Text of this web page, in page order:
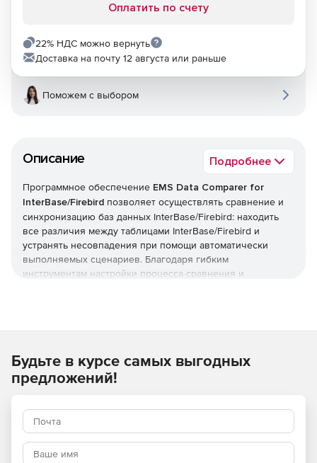
Описание Подробнее
Программное обеспечение EMS Data Comparer for
InterBase/Firebird позволяет осуществлять сравнение и
синхронизацию баз данных InterBase/Firebird: находить
все различия между таблицами InterBase/Firebird и
устранять несовпадения при помощи автоматически
выполняемых сценариев. Благодаря гибким
инструментам настройки процесса сравнения и
В состав решения EMS Data Comparer for InterBase/Firebird
входит графический мастер, который шаг за шагом
консольное приложение поможет быстро и
автоматически синхронизировать таблицы
InterBase/Firebird.
Оплатить по счету
22% НДС можно вернуть
Доставка на почту 12 августа или раньше
Поможем с выбором
Будьте в курсе самых выгодных
предложений!